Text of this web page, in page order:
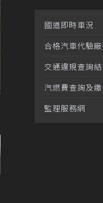
國道即時車況
合格汽車代驗
交通違規查詢
汽燃費查詢及
監理服務網